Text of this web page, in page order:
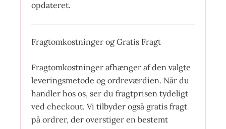
opdateret.
Fragtomkostninger og Gratis Fragt
Fragtomkostninger afhænger af den valgte
leveringsmetode og ordreværdien. Når du
handler hos os, ser du fragtprisen tydeligt
ved checkout. Vi tilbyder også gratis fragt
på ordrer, der overstiger en bestemt